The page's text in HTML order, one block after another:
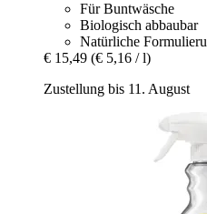
Für Buntwäsche
Biologisch abbaubar
Natürliche
€ 15,49 (€ 5,16 / l)
Zustellung bis 11. August